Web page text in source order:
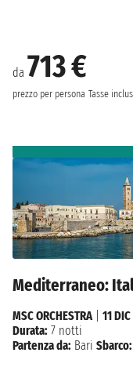
da 713 €
prezzo per persona Tasse
Mediterraneo:
MSC ORCHESTRA| 11
Durata: 7 notti
Partenza da: Bari Sbarco: